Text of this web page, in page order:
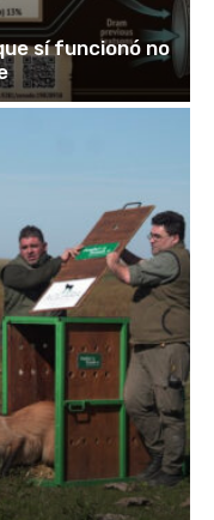
sí funcionó no